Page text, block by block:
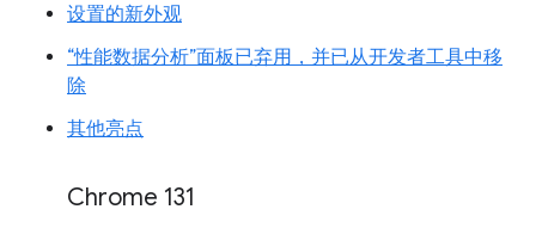
设置的新外观
“性能数据分析”面板已弃用，并已从开发者工具中移
除
其他亮点
Chrome 131